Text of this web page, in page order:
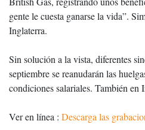
gente le cuesta ganarse la vida”.
Inglaterra.
Sin solución a la vista, diferentes
septiembre se reanudarán las
condiciones salariales. También en
Ver en línea : Descarga las